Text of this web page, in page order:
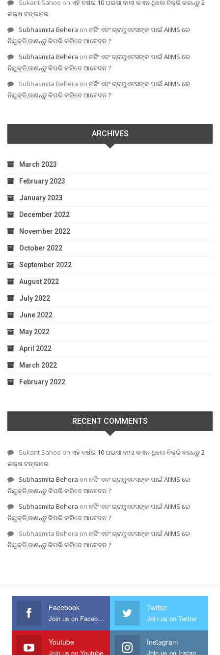
Sukant Sahoo on ଏହି ବର୍ଷର 10 ପଇସା ବାଲା କଏନ ଥିଲେ ବିକ୍ରି କରନ୍ତୁ 2
ଲକ୍ଷ ଟଙ୍କାରେ
Subhasmita Behera on ନର୍ସିଂ ଏବଂ ଗ୍ରାଜୁଏଟସଙ୍କ ପାଇଁ AIIMS ରେ
ନିଯୁକ୍ତି,ଜାଣନ୍ତୁ କିପରି କରିବେ ଆବେଦନ ?
Subhasmita Behera on ନର୍ସିଂ ଏବଂ ଗ୍ରାଜୁଏଟସଙ୍କ ପାଇଁ AIIMS ରେ
ନିଯୁକ୍ତି,ଜାଣନ୍ତୁ କିପରି କରିବେ ଆବେଦନ ?
Subhasmita Behera on ନର୍ସିଂ ଏବଂ ଗ୍ରାଜୁଏଟସଙ୍କ ପାଇଁ AIIMS ରେ
ନିଯୁକ୍ତି,ଜାଣନ୍ତୁ କିପରି କରିବେ ଆବେଦନ ?
ARCHIVES
March 2023
February 2023
January 2023
December 2022
November 2022
October 2022
September 2022
August 2022
July 2022
June 2022
May 2022
April 2022
March 2022
February 2022
RECENT COMMENTS
Sukant Sahoo on ଏହି ବର୍ଷର 10 ପଇସା ବାଲା କଏନ ଥିଲେ ବିକ୍ରି କରନ୍ତୁ 2
ଲକ୍ଷ ଟଙ୍କାରେ
Subhasmita Behera on ନର୍ସିଂ ଏବଂ ଗ୍ରାଜୁଏଟସଙ୍କ ପାଇଁ AIIMS ରେ
ନିଯୁକ୍ତି,ଜାଣନ୍ତୁ କିପରି କରିବେ ଆବେଦନ ?
Subhasmita Behera on ନର୍ସିଂ ଏବଂ ଗ୍ରାଜୁଏଟସଙ୍କ ପାଇଁ AIIMS ରେ
ନିଯୁକ୍ତି,ଜାଣନ୍ତୁ କିପରି କରିବେ ଆବେଦନ ?
Subhasmita Behera on ନର୍ସିଂ ଏବଂ ଗ୍ରାଜୁଏଟସଙ୍କ ପାଇଁ AIIMS ରେ
ନିଯୁକ୍ତି,ଜାଣନ୍ତୁ କିପରି କରିବେ ଆବେଦନ ?
Facebook
Join us on Facebook
Twitter
Join us on Twitter
Youtube
Join us on Youtube
Instagram
Join us on Instagram